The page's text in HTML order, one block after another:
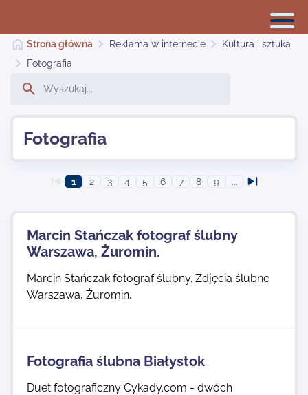
Kontakt
Strona główna Reklama w internecie
Kultura i sztuka
Fotografia
Fotografia
1 2 3 4 5 6 7 8 9 ...
Marcin Stańczak fotograf ślubny
Warszawa, Żuromin.
Marcin Stańczak fotograf ślubny. Zdjęcia ślubne
Warszawa, Żuromin.
Fotografia ślubna Białystok
Duet fotograficzny Cykady.com - dwóch